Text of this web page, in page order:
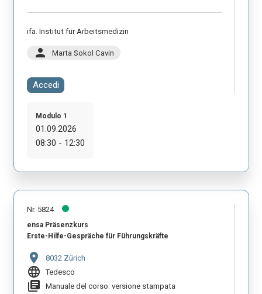
ifa. Institut für Arbeitsmedizin
person Marta Sokol Cavin
Accedi
Modulo 1
01.09.2026
08:30 - 12:30
Nr. 5824
ensa Präsenzkurs
Erste-Hilfe-Gespräche für Führungskräfte
location_on 8032 Zürich
language Tedesco
library_books Manuale del corso: versione stampata